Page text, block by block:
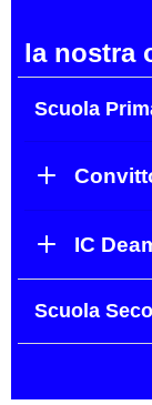
la nostra
Scuola
IC
Scuola